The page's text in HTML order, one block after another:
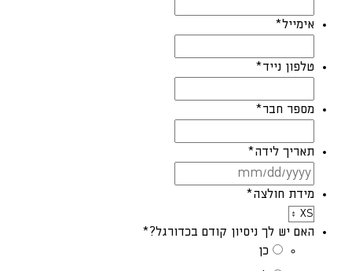
אימייל*
טלפון נייד*
מספר חבר*
תאריך לידה*
סלאש
סלאש
מידת חולצה*
האם יש לך ניסיון קודם בכדורגל?*
כן